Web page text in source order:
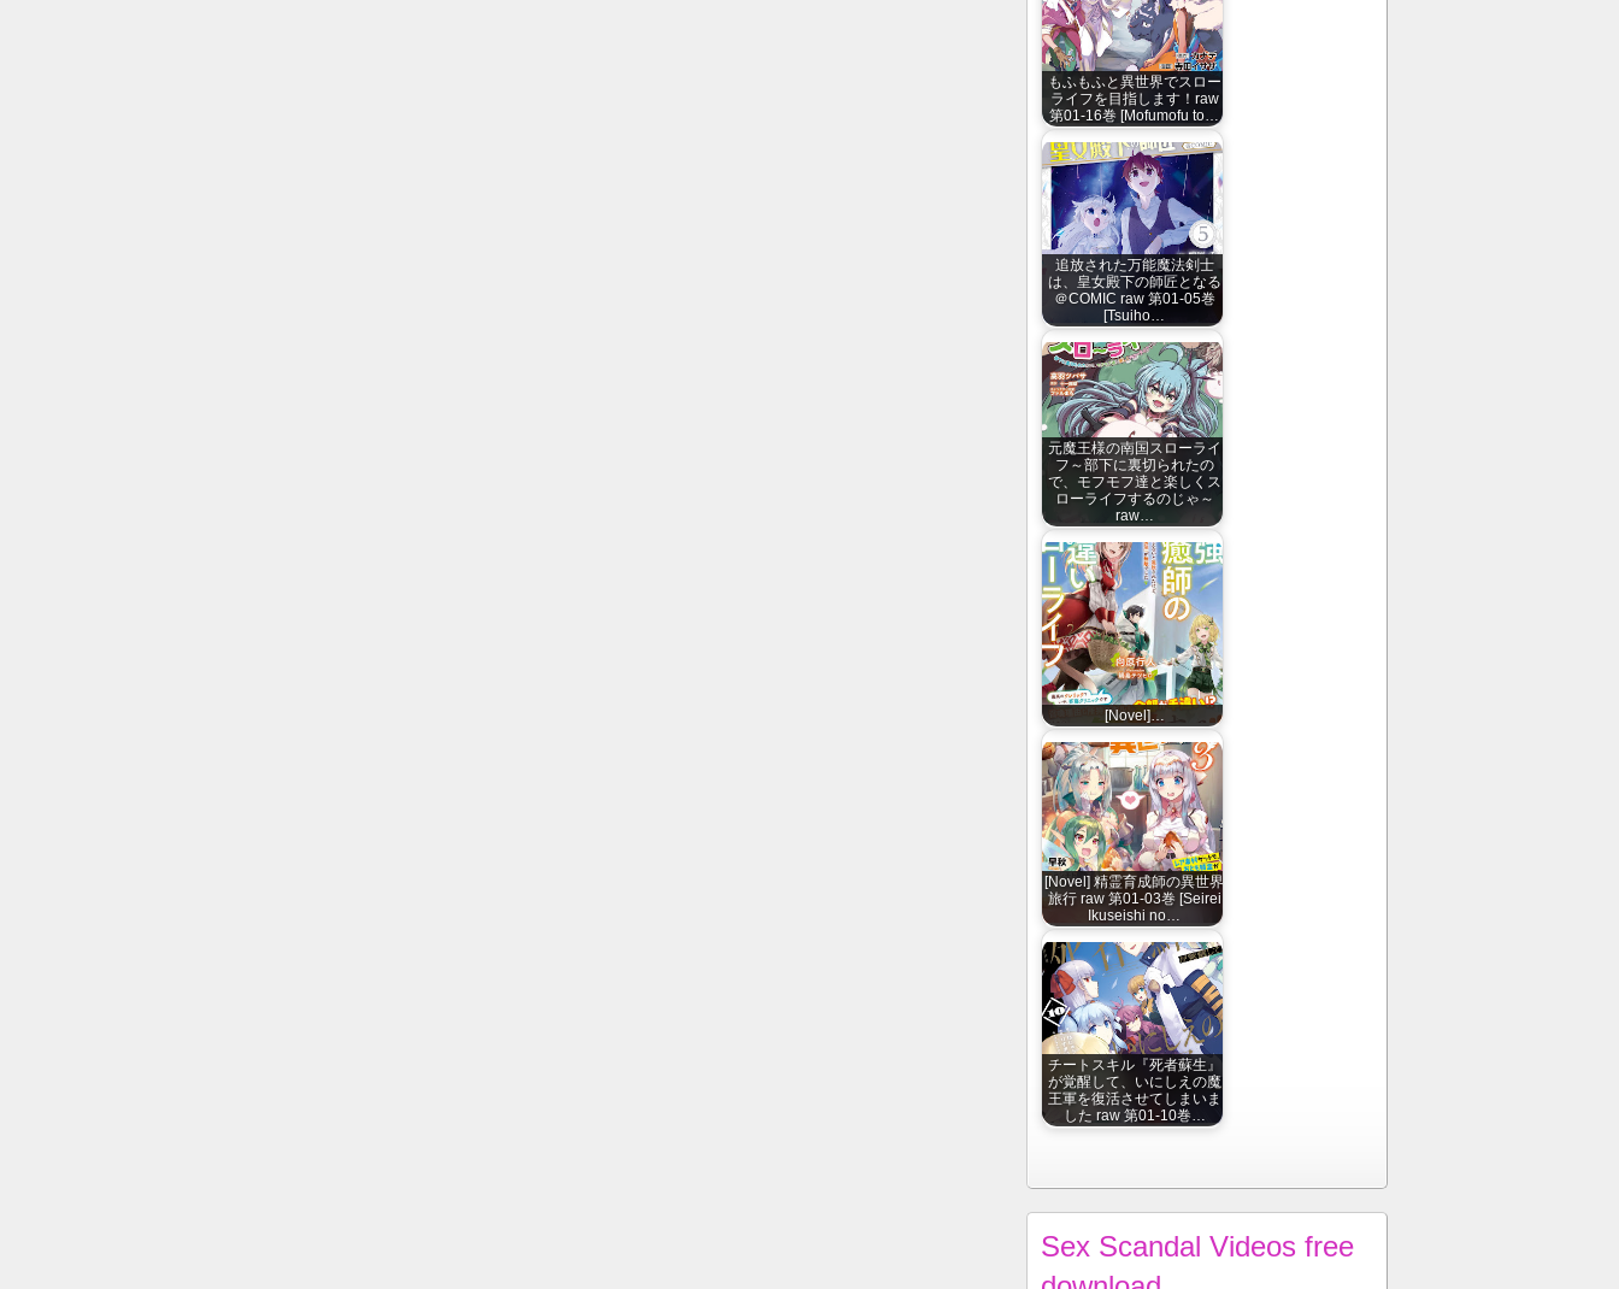
もふもふと異世界でスロー
ライフを目指します！raw
第01-16巻 [Mofumofu to…
追放された万能魔法剣士
は、皇女殿下の師匠となる
＠COMIC raw 第01-05巻
[Tsuiho…
元魔王様の南国スローライ
フ～部下に裏切られたの
で、モフモフ達と楽しくス
ローライフするのじゃ～
raw…
[Novel]…
[Novel] 精霊育成師の異世界
旅行 raw 第01-03巻 [Seirei
Ikuseishi no…
チートスキル『死者蘇生』
が覚醒して、いにしえの魔
王軍を復活させてしまいま
した raw 第01-10巻…
Sex Scandal Videos free